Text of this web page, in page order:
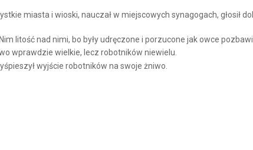
miasta i wioski, nauczał w miejscowych synagogach, głosił
litość nad nimi, bo były udręczone i porzucone jak owce
wprawdzie wielkie, lecz robotników niewielu.
wyjście robotników na swoje żniwo.